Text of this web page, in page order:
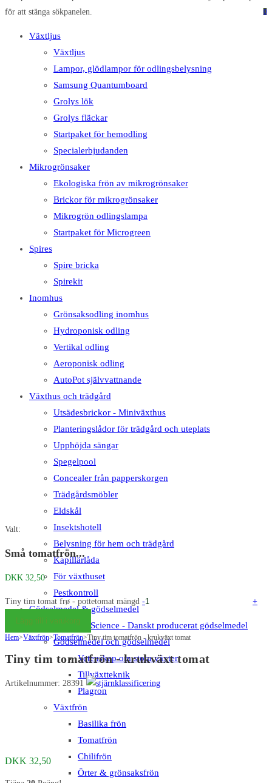
0
för att stänga sökpanelen.
Växtljus
Växtljus
Lampor, glödlampor för odlingsbelysning
Samsung Quantumboard
Grolys lök
Grolys fläckar
Startpaket för hemodling
Specialerbjudanden
Mikrogrönsaker
Ekologiska frön av mikrogrönsaker
Brickor för mikrogrönsaker
Mikrogrön odlingslampa
Startpaket för Microgreen
Spires
Spire bricka
Spirekit
Inomhus
Grönsaksodling inomhus
Hydroponisk odling
Vertikal odling
Aeroponisk odling
AutoPot självvattnande
Växthus och trädgård
Utsädesbrickor - Miniväxthus
Planteringslådor för trädgård och uteplats
Upphöjda sängar
Spegelpool
Concealer från papperskorgen
Trädgårdsmöbler
Eldskål
Insektshotell
Belysning för hem och trädgård
Kapillärlåda
För växthuset
Pestkontroll
Gödselmedel & gödselmedel
Big Plant Science - Danskt producerat gödselmedel
Gödselmedel och gödselmedel
Vetenskap om stora växter
Tillväxtteknik
Plagron
Växtfrön
Basilika frön
Tomatfrön
Chilifrön
Örter & grönsaksfrön
Valt:
Små tomatfrön...
DKK 32,50
Tiny tim tomat frø - pottetomat mängd - +
Lägg till i varukorg
Hem>Växtfrön>Tomatfrön>Tiny tim tomatfrön - krukväxt tomat
Tiny tim tomatfrön - krukväxt tomat
Artikelnummer: 28391
DKK 32,50